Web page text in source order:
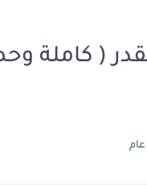
( كاملة
عام